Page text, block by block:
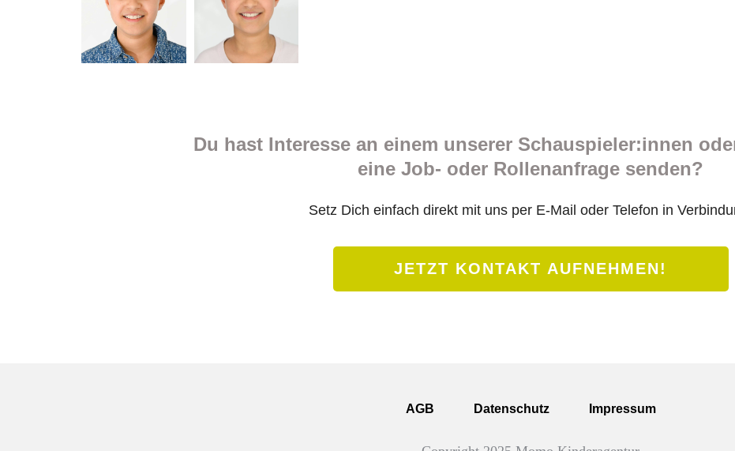
Du hast Interesse an einem unserer Schauspieler:innen
eine Job- oder Rollenanfrage senden?
Setz Dich einfach direkt mit uns per E-Mail oder Telefon in
JETZT KONTAKT AUFNEHMEN!
AGB Datenschutz Impressum